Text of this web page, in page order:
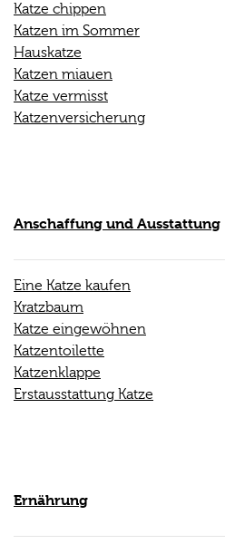
Katze chippen
Katzen im Sommer
Hauskatze
Katzen miauen
Katze vermisst
Katzenversicherung
Anschaffung und Ausstattung
Eine Katze kaufen
Kratzbaum
Katze eingewöhnen
Katzentoilette
Katzenklappe
Erstausstattung Katze
Ernährung